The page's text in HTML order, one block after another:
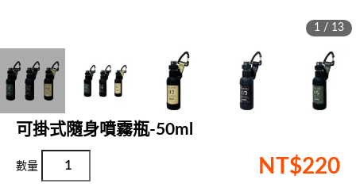
1 / 13
可掛式隨身噴霧瓶-50ml
NT$220